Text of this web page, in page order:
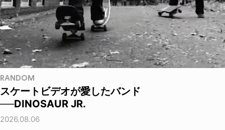
RANDOM
スケートビデオが愛したバンド
──DINOSAUR JR.
2026.08.06